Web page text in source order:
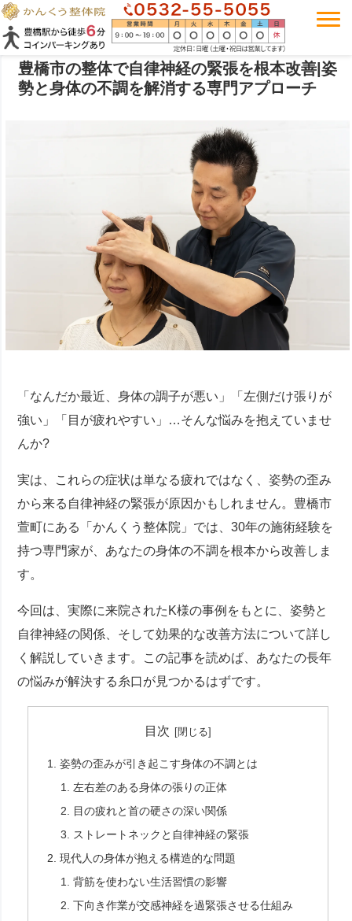
豊橋市の整体で自律神経の緊張を根本改善|姿
勢と身体の不調を解消する専門アプローチ
「なんだか最近、身体の調子が悪い」「左側だけ張りが
強い」「目が疲れやすい」…そんな悩みを抱えていませ
んか?
実は、これらの症状は単なる疲れではなく、姿勢の歪み
から来る自律神経の緊張が原因かもしれません。豊橋市
萱町にある「かんくう整体院」では、30年の施術経験を
持つ専門家が、あなたの身体の不調を根本から改善しま
す。
今回は、実際に来院されたK様の事例をもとに、姿勢と
自律神経の関係、そして効果的な改善方法について詳し
く解説していきます。この記事を読めば、あなたの長年
の悩みが解決する糸口が見つかるはずです。
目次
姿勢の歪みが引き起こす身体の不調とは
左右差のある身体の張りの正体
目の疲れと首の硬さの深い関係
ストレートネックと自律神経の緊張
現代人の身体が抱える構造的な問題
背筋を使わない生活習慣の影響
下向き作業が交感神経を過緊張させる仕組み